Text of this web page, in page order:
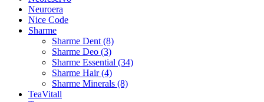
Neuroera
Nice Code
Sharme
Sharme Dent (8)
Sharme Deo (3)
Sharme Essential (34)
Sharme Hair (4)
Sharme Minerals (8)
TeaVitall